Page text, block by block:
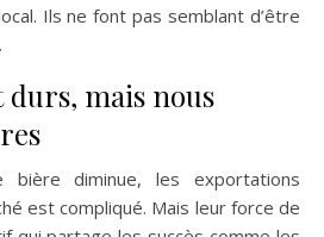
Ils ne font pas semblant d’être
durs, mais nous
bière diminue, les exportations
est compliqué. Mais leur force de